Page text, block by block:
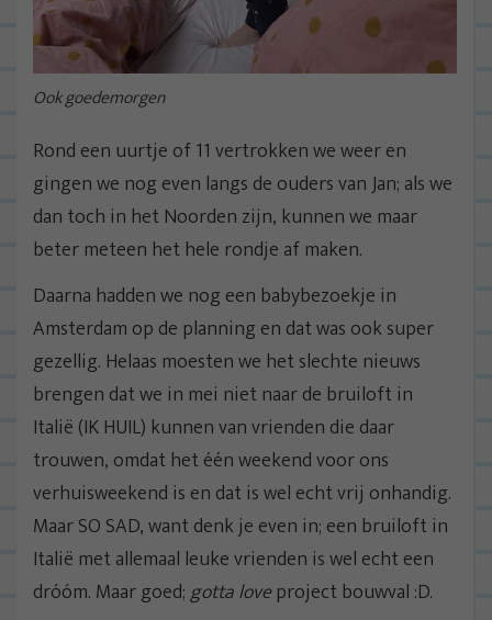
Ook goedemorgen
Rond een uurtje of 11 vertrokken we weer en
gingen we nog even langs de ouders van Jan; als we
dan toch in het Noorden zijn, kunnen we maar
beter meteen het hele rondje af maken.
Daarna hadden we nog een babybezoekje in
Amsterdam op de planning en dat was ook super
gezellig. Helaas moesten we het slechte nieuws
brengen dat we in mei niet naar de bruiloft in
Italië (IK HUIL) kunnen van vrienden die daar
trouwen, omdat het één weekend voor ons
verhuisweekend is en dat is wel echt vrij onhandig.
Maar SO SAD, want denk je even in; een bruiloft in
Italië met allemaal leuke vrienden is wel echt een
dróóm. Maar goed;gotta loveproject bouwval :D.